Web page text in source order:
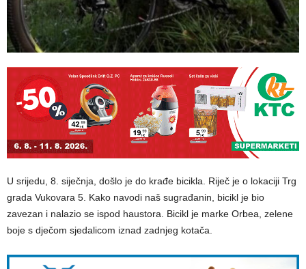
U srijedu, 8. siječnja, došlo je do krađe bicikla. Riječ je o lokaciji Trg
grada Vukovara 5. Kako navodi naš sugrađanin, bicikl je bio
zavezan i nalazio se ispod haustora. Bicikl je marke Orbea, zelene
boje s dječom sjedalicom iznad zadnjeg kotača.